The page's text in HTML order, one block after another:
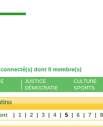
: Se
connecté(s) dont 0 membre(s)
JUSTICE
DÉMOCRATIE
CULTURE
SPORTS
| 1 | 2 | 3 | 4 | 5 | 6 | 7 | 8